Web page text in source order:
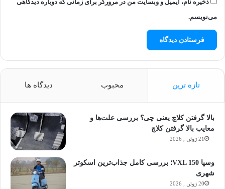
ذخیره نام، ایمیل و وبسایت من در مرورگر برای زمانی که دوباره دیدگاهی
می‌نویسم.
تازه ترین محبوب دیدگاه ها
بالا گرفتن کلاچ یعنی چی؟ بررسی علت‌ها و
معایب بالا گرفتن کلاچ
21 ژوئن , 2026
وسپا VXL 150؛ بررسی کامل جذاب‌ترین اسکوتر
شهری
20 ژوئن , 2026